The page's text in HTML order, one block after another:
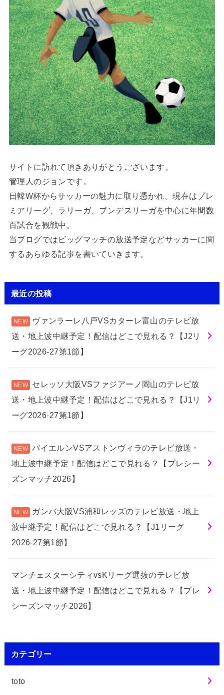
サイトに訪れて頂きありがとうございます。
管理人のジョンです。
日韓W杯からサッカーの魅力に取り憑かれ、現在はプレ
ミアリーグ、ラリーガ、ブンデスリーガを中心に年間数
百試合を観戦中。
当ブログではビッグマッチの放送予定などサッカーに関
するあらゆる記事を書いていきます。
最近の投稿
ヴァンラーレ八戸VSカターレ富山のテレビ放
送・地上波中継予定！配信はどこで見れる？【J2リ
ーグ2026-27第1節】
セレッソ大阪VSファジアーノ岡山のテレビ放
送・地上波中継予定！配信はどこで見れる？【J1リ
ーグ2026-27第1節】
バイエルンVSアストンヴィラのテレビ放送・
地上波中継予定！配信はどこで見れる？【プレシー
ズンマッチ2026】
ガンバ大阪VS浦和レッズのテレビ放送・地上
波中継予定！配信はどこで見れる？【J1リーグ
2026-27第1節】
マンチェスターシティvsKリーグ選抜のテレビ放
送・地上波中継予定！配信はどこで見れる？【プレ
シーズンマッチ2026】
カテゴリー
toto